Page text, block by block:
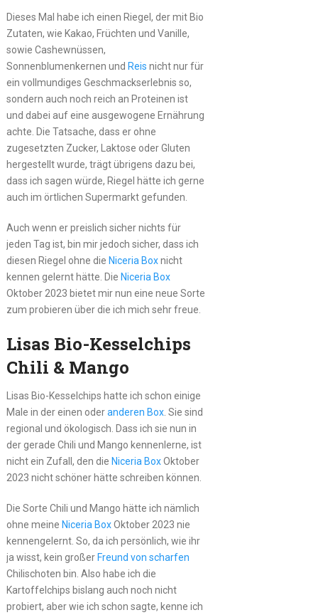
Dieses Mal habe ich einen Riegel, der mit Bio
Zutaten, wie Kakao, Früchten und Vanille,
sowie Cashewnüssen,
Sonnenblumenkernen und Reis nicht nur für
ein vollmundiges Geschmackserlebnis so,
sondern auch noch reich an Proteinen ist
und dabei auf eine ausgewogene Ernährung
achte. Die Tatsache, dass er ohne
zugesetzten Zucker, Laktose oder Gluten
hergestellt wurde, trägt übrigens dazu bei,
dass ich sagen würde, Riegel hätte ich gerne
auch im örtlichen Supermarkt gefunden.
Auch wenn er preislich sicher nichts für
jeden Tag ist, bin mir jedoch sicher, dass ich
diesen Riegel ohne die Niceria Boxnicht
kennen gelernt hätte. Die Niceria Box
Oktober 2023 bietet mir nun eine neue Sorte
zum probieren über die ich mich sehr freue.
Lisas Bio-Kesselchips
Chili & Mango
Lisas Bio-Kesselchips hatte ich schon einige
Male in der einen oderanderen Box. Sie sind
regional und ökologisch. Dass ich sie nun in
der gerade Chili und Mango kennenlerne, ist
nicht ein Zufall, den die Niceria BoxOktober
2023 nicht schöner hätte schreiben können.
Die Sorte Chili und Mango hätte ich nämlich
ohne meine Niceria BoxOktober 2023 nie
kennengelernt. So, da ich persönlich, wie ihr
ja wisst, kein großer Freund von scharfen
Chilischoten bin. Also habe ich die
Kartoffelchips bislang auch noch nicht
probiert, aber wie ich schon sagte, kenne ich